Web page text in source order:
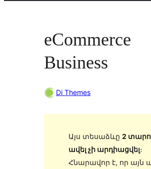
eCommerce
Business
Di Themes
Այս տեսաձևը 2
ավել չի արդիացվել։
Հնարավոր է, որ այն